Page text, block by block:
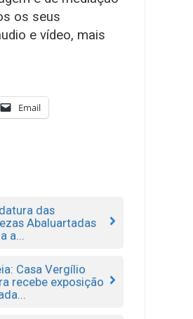
os seus
e vídeo, mais
Email
das
Abaluartadas
a...
Casa Vergílio
recebe exposição